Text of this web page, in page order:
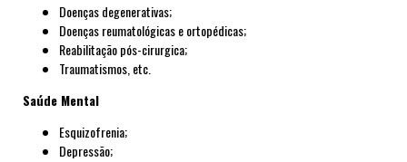
Doenças degenerativas;
Doenças reumatológicas e ortopédicas;
Reabilitação pós-cirurgica;
Traumatismos, etc.
Saúde Mental
Esquizofrenia;
Depressão;